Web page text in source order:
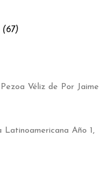
Véliz de Por Jaime
Año 1,